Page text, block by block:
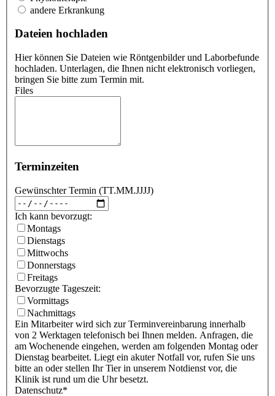
andere Erkrankung
Dateien hochladen
Hier können Sie Dateien wie Röntgenbilder und Laborbefunde
hochladen. Unterlagen, die Ihnen nicht elektronisch vorliegen,
bringen Sie bitte zum Termin mit.
Files
Terminzeiten
Gewünschter Termin (TT.MM.JJJJ)
Ich kann bevorzugt:
Montags
Dienstags
Mittwochs
Donnerstags
Freitags
Bevorzugte Tageszeit:
Vormittags
Nachmittags
Ein Mitarbeiter wird sich zur Terminvereinbarung innerhalb
von 2 Werktagen telefonisch bei Ihnen melden. Anfragen, die
am Wochenende eingehen, werden am folgenden Montag oder
Dienstag bearbeitet. Liegt ein akuter Notfall vor, rufen Sie uns
bitte an oder stellen Ihr Tier in unserem Notdienst vor, die
Klinik ist rund um die Uhr besetzt.
Datenschutz*